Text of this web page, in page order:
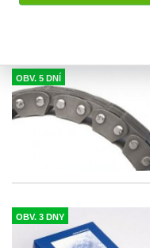
OBV. 5 DNÍ
OBV. 3 DNY